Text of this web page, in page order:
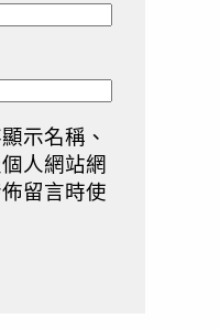
示名稱、
人網站網
留言時使